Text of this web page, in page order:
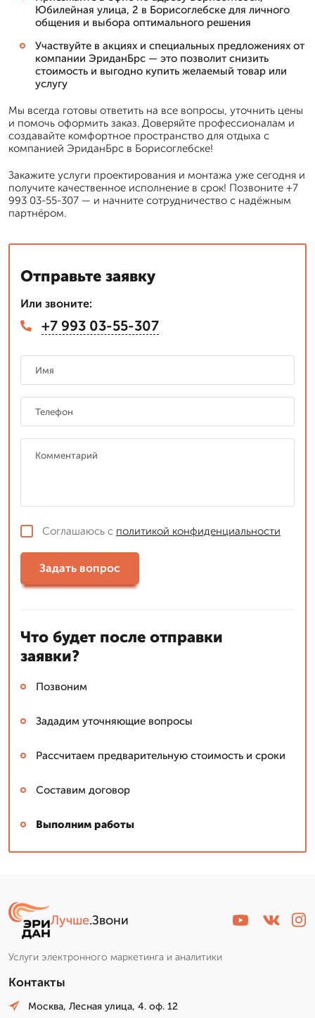
Юбилейная улица, 2 в Борисоглебске для личного
общения и выбора оптимального решения
Участвуйте в акциях и специальных предложениях от
компании ЭриданБрс — это позволит снизить
стоимость и выгодно купить желаемый товар или
услугу
Мы всегда готовы ответить на все вопросы, уточнить цены
и помочь оформить заказ. Доверяйте профессионалам и
создавайте комфортное пространство для отдыха с
компанией ЭриданБрс в Борисоглебске!
Закажите услуги проектирования и монтажа уже сегодня и
получите качественное исполнение в срок! Позвоните +7
993 03-55-307 — и начните сотрудничество с надёжным
партнёром.
Отправьте заявку
Или звоните:
+7 993 03-55-307
Соглашаюсь с политикой конфиденциальности
Задать вопрос
Что будет после отправки
заявки?
Позвоним
Зададим уточняющие вопросы
Рассчитаем предварительную стоимость и сроки
Составим договор
Выполним работы
Лучше.Звони
Услуги электронного маркетинга и аналитики
Контакты
Москва, Лесная улица, 4. оф. 12